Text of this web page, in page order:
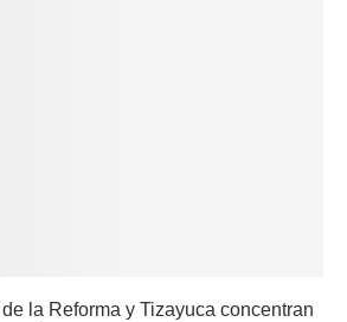
la Reforma y Tizayuca concentran